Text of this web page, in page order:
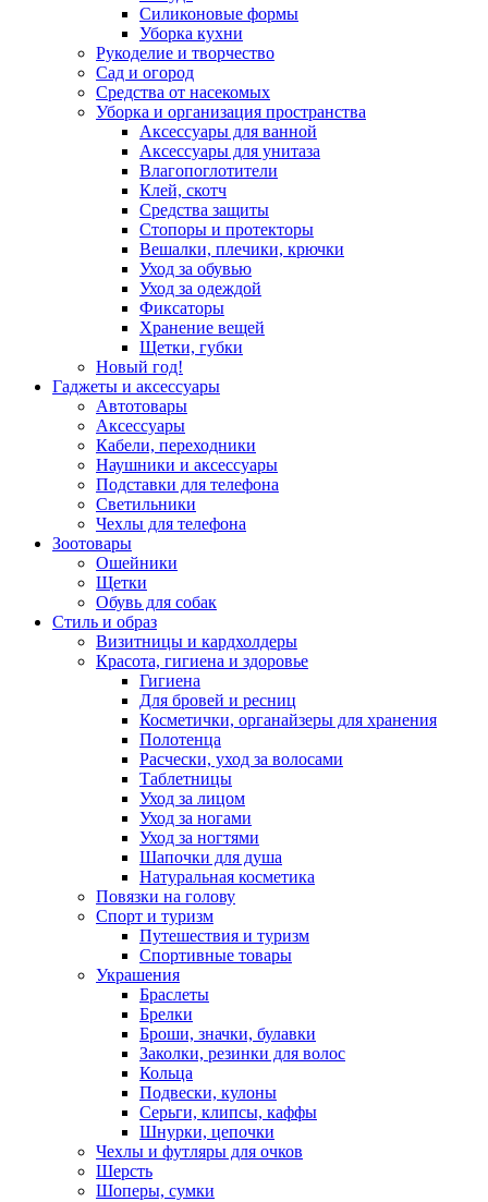
Силиконовые формы
Уборка кухни
Рукоделие и творчество
Сад и огород
Средства от насекомых
Уборка и организация пространства
Аксессуары для ванной
Аксессуары для унитаза
Влагопоглотители
Клей, скотч
Средства защиты
Стопоры и протекторы
Вешалки, плечики, крючки
Уход за обувью
Уход за одеждой
Фиксаторы
Хранение вещей
Щетки, губки
Новый год!
Гаджеты и аксессуары
Автотовары
Аксессуары
Кабели, переходники
Наушники и аксессуары
Подставки для телефона
Светильники
Чехлы для телефона
Зоотовары
Ошейники
Щетки
Обувь для собак
Стиль и образ
Визитницы и кардхолдеры
Красота, гигиена и здоровье
Гигиена
Для бровей и ресниц
Косметички, органайзеры для хранения
Полотенца
Расчески, уход за волосами
Таблетницы
Уход за лицом
Уход за ногами
Уход за ногтями
Шапочки для душа
Натуральная косметика
Повязки на голову
Спорт и туризм
Путешествия и туризм
Спортивные товары
Украшения
Браслеты
Брелки
Броши, значки, булавки
Заколки, резинки для волос
Кольца
Подвески, кулоны
Серьги, клипсы, каффы
Шнурки, цепочки
Чехлы и футляры для очков
Шерсть
Шоперы, сумки